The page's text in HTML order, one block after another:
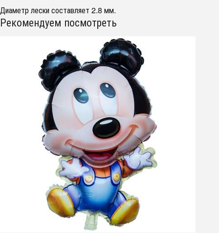
Диаметр лески составляет 2.8 мм.
Рекомендуем посмотреть